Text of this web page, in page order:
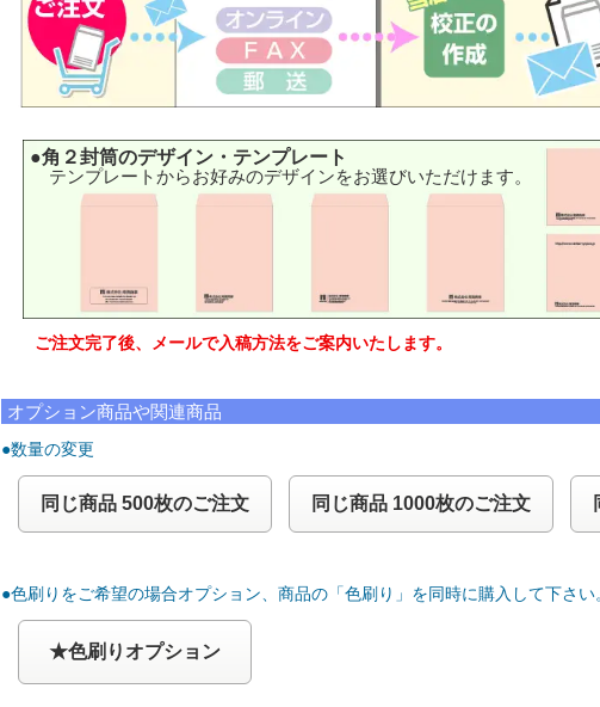
●角２封筒のデザイン・テンプレート
テンプレートからお好みのデザインをお選びいただけます。
ご注文完了後、メールで入稿方法をご案内いたします。
オプション商品や関連商品
●数量の変更
同じ商品 500枚のご注文 同じ商品 1000枚のご注文
●色刷りをご希望の場合オプション、商品の「色刷り」を同時に購入して下さい
★色刷りオプション